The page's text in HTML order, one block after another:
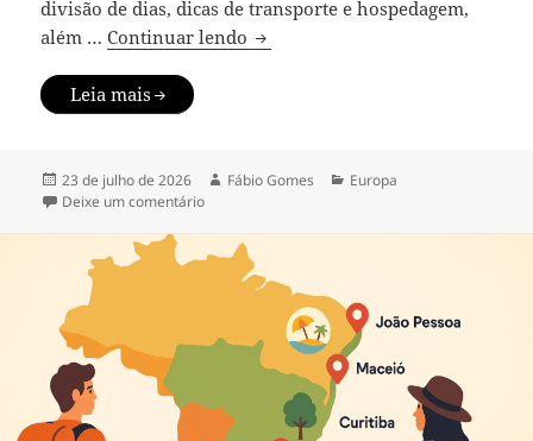
divisão de dias, dicas de transporte e hospedagem,
além …Continuar lendo Roteiro de 15 dias na Europa:
Leia mais
Publicado
em
23 de julho de 2026 Autor
Fábio Gomes Categorias
Europa
Deixe um comentárioem Roteiro de 15 dias na Europa: custos e